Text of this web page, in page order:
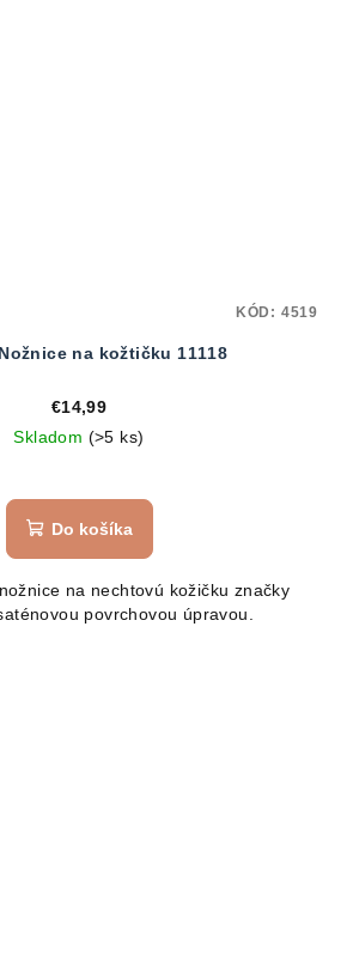
na kožtičku 11118
€14,99
Skladom (>5 ks)
Do košíka
na nechtovú kožičku značky
povrchovou úpravou.
KÓD: 4519